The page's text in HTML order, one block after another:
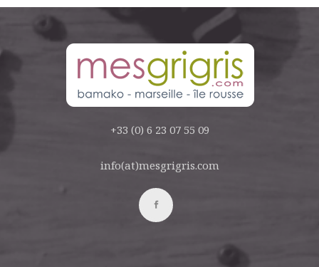
+33 (0) 6 23 07 55 09
info(at)mesgrigris.com